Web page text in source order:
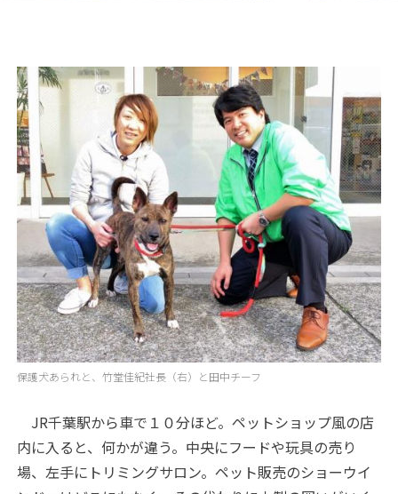
保護犬あられと、竹堂佳紀社長（右）と田中チーフ
JR千葉駅から車で１０分ほど。ペットショップ風の店
内に入ると、何かが違う。中央にフードや玩具の売り
場、左手にトリミングサロン。ペット販売のショーウイ